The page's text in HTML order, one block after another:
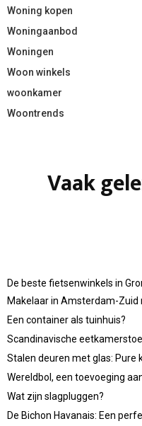
Woning kopen
Woningaanbod
Woningen
Woon winkels
woonkamer
Woontrends
Vaak
De beste fietsenwinkels in
Makelaar in Amsterdam-Zuid
Een container als tuinhuis?
Scandinavische
Stalen deuren met glas: Pure
Wereldbol, een toevoeging
Wat zijn slagpluggen?
De Bichon Havanais: Een